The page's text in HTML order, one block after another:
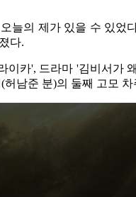
늘의 제가 있을 수 있
다.
카', 드라마 '김비서가
남준 분)의 둘째 고모